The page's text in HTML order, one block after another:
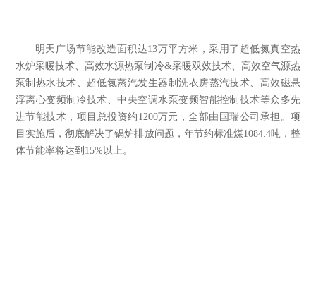
明天广场节能改造面积达13万平方米，采用了超低氮真空热
水炉采暖技术、高效水源热泵制冷&采暖双效技术、高效空气源热
泵制热水技术、超低氮蒸汽发生器制洗衣房蒸汽技术、高效磁悬
浮离心变频制冷技术、中央空调水泵变频智能控制技术等众多先
进节能技术，项目总投资约 1200万元，全部由国瑞公司承担。项
目实施后，彻底解决了锅炉排放问题，年节约标准煤1084.4吨，整
体节能率将达到 15%以上。